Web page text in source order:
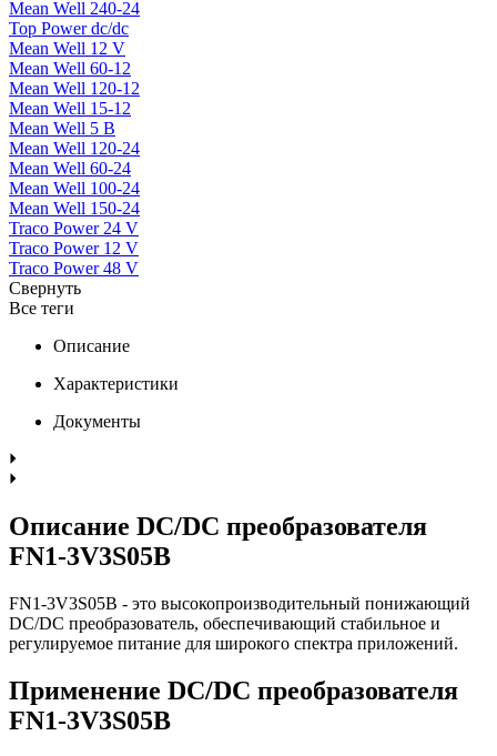
Mean Well 240-24
Top Power dc/dc
Mean Well 12 V
Mean Well 60-12
Mean Well 120-12
Mean Well 15-12
Mean Well 5 В
Mean Well 120-24
Mean Well 60-24
Mean Well 100-24
Mean Well 150-24
Traco Power 24 V
Traco Power 12 V
Traco Power 48 V
Свернуть
Все теги
Описание
Характеристики
Документы
Описание DC/DC преобразователя
FN1-3V3S05B
FN1-3V3S05B - это высокопроизводительный понижающий
DC/DC преобразователь, обеспечивающий стабильное и
регулируемое питание для широкого спектра приложений.
Применение DC/DC преобразователя
FN1-3V3S05B